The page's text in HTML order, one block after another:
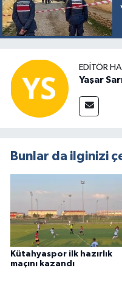
EDITÖR
Yaşar
Bunlar da ilginizi
Kütahyaspor ilk hazırlık
maçını kazandı